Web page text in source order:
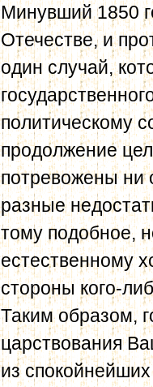
Минувший 1850
Отечестве, и
один случай,
политическому
продолжение
потревожены ни
разные
тому подобное,
естественному
стороны кого-
Таким образом,
царствования
из